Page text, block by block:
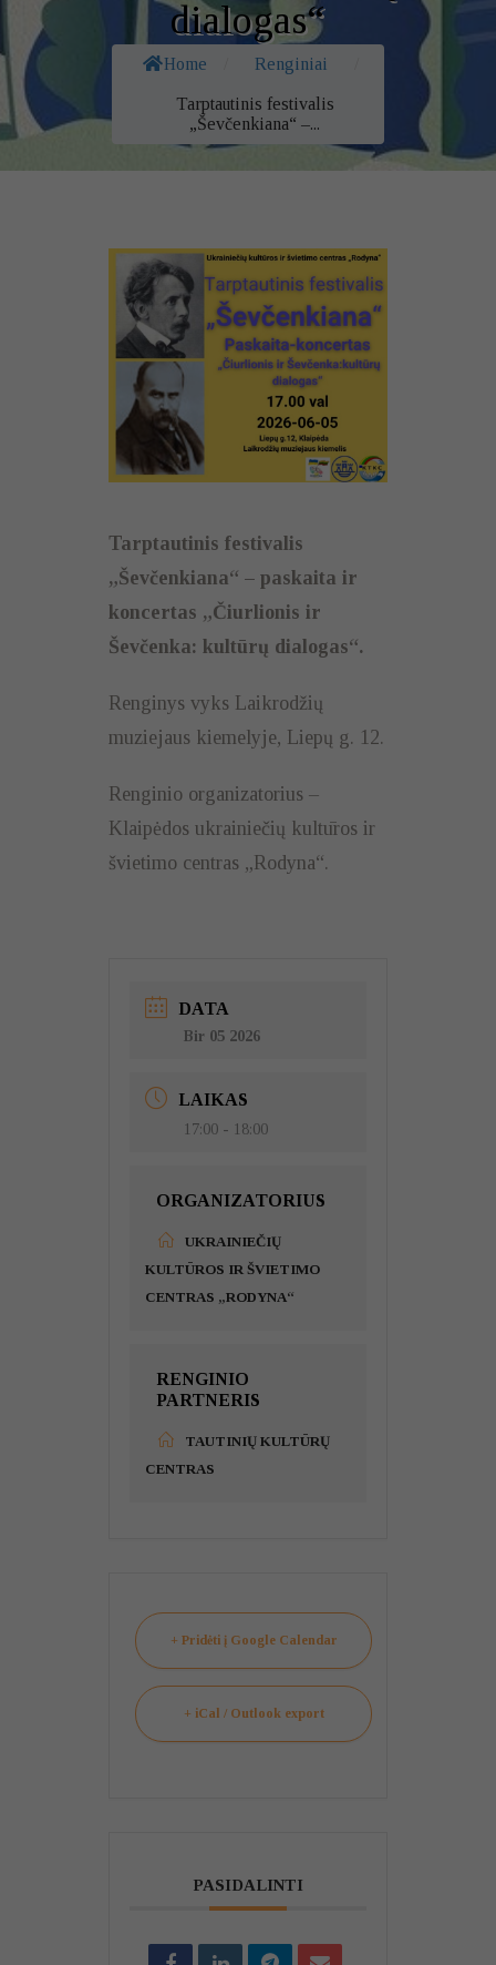
dialogas“
Home Renginiai
Tarptautinis festivalis
„Ševčenkiana“ –...
Tarptautinis festivalis
„Ševčenkiana“ – paskaita ir
koncertas „Čiurlionis ir
Ševčenka: kultūrų dialogas“.
Renginys vyks Laikrodžių
muziejaus kiemelyje, Liepų g. 12.
Renginio organizatorius –
Klaipėdos ukrainiečių kultūros ir
švietimo centras „Rodyna“.
DATA
Bir 05 2026
LAIKAS
17:00 - 18:00
ORGANIZATORIUS
UKRAINIEČIŲ
KULTŪROS IR ŠVIETIMO
CENTRAS „RODYNA“
RENGINIO
PARTNERIS
TAUTINIŲ KULTŪRŲ
CENTRAS
+ Pridėti į Google Calendar
+ iCal / Outlook export
PASIDALINTI